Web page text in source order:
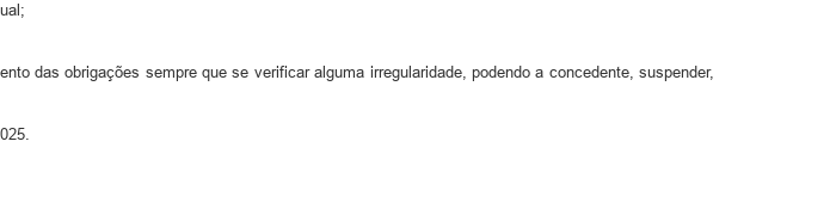
das obrigações sempre que se verificar alguma irregularidade, podendo a concedente, suspender,